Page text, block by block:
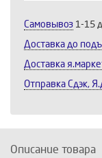
Самовывоз 1-15
Доставка до
Доставка
Отправка Сдэк,
Описание товара